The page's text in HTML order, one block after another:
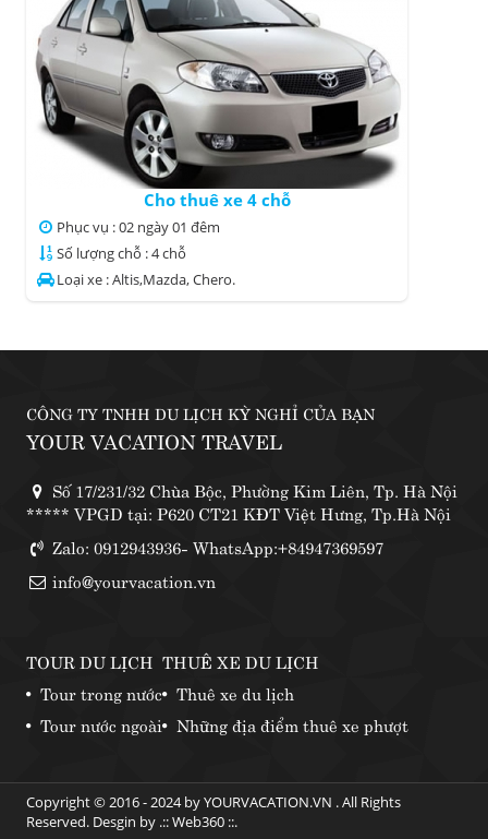
Cho thuê xe 4 chỗ
Phục vụ : 02 ngày 01 đêm
Số lượng chỗ : 4 chỗ
Loại xe : Altis,Mazda, Chero.
CÔNG TY TNHH DU LỊCH KỲ NGHỈ CỦA BẠN
YOUR VACATION TRAVEL
Số 17/231/32 Chùa Bộc, Phường Kim Liên, Tp. Hà Nội
***** VPGD tại: P620 CT21 KĐT Việt Hưng, Tp.Hà Nội
Zalo: 0912943936- WhatsApp:+84947369597
info@yourvacation.vn
TOUR DU LỊCH
Tour trong nước
Tour nước ngoài
THUÊ XE DU LỊCH
Thuê xe du lịch
Những địa điểm thuê xe phượt
Copyright © 2016 - 2024 by YOURVACATION.VN . All Rights
Reserved. Desgin by .::Web360 ::.